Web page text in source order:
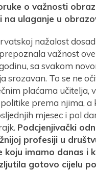
o važnosti
na ulaganje u
nažalost
važnost
sa svakom
srozavan. To se ne
plaćama učitelja,
prema njima, a
mjesec i pol
Podcjenjivački
profesiji u
koju imamo danas i
gotovo cijelu